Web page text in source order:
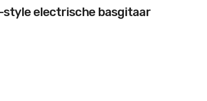
style electrische basgitaar